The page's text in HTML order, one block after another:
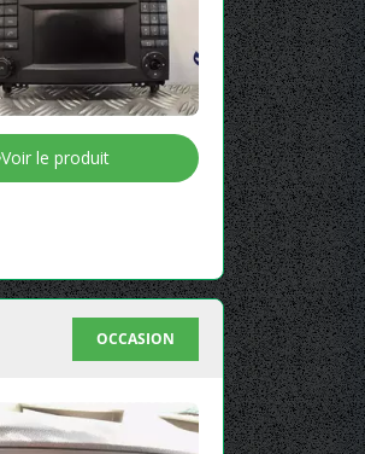
Voir le produit
OCCASION